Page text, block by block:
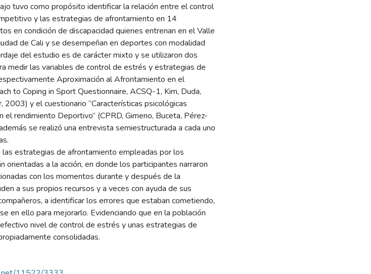
tuvo como propósito identificar la relación entre el control
y las estrategias de afrontamiento en 14
en condición de discapacidad quienes entrenan en el Valle
de Cali y se desempeñan en deportes con modalidad
del estudio es de carácter mixto y se utilizaron dos
medir las variables de control de estrés y estrategias de
Aproximación al Afrontamiento en el
to Coping in Sport Questionnaire, ACSQ-1, Kim, Duda,
2003) y el cuestionario “Características psicológicas
el rendimiento Deportivo” (CPRD, Gimeno, Buceta, Pérez-
se realizó una entrevista semiestructurada a cada uno
las estrategias de afrontamiento empleadas por los
orientadas a la acción, en donde los participantes narraron
con los momentos durante y después de la
a sus propios recursos y a veces con ayuda de sus
a identificar los errores que estaban cometiendo,
en ello para mejorarlo. Evidenciando que en la población
nivel de control de estrés y unas estrategias de
consolidadas.